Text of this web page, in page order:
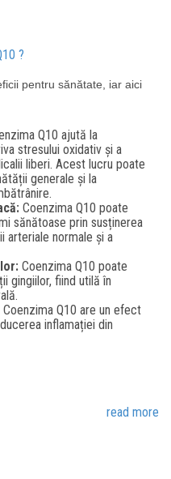
?
pentru sănătate, iar aici
Q10 ajută la
stresului oxidativ și a
liberi. Acest lucru poate
generale și la
Coenzima Q10 poate
sănătoase prin susținerea
arteriale normale și a
Coenzima Q10 poate
gingiilor, fiind utilă în
Coenzima Q10 are un efect
inflamației din
read more